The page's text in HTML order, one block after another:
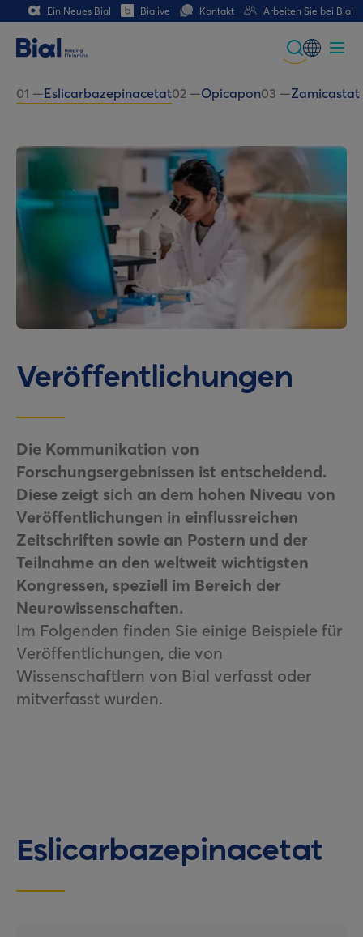
Ein Neues Bial Bialive Kontakt Arbeiten Sie bei Bial
Spanish
French (CH)
German (CH)
01 —Eslicarbazepinacetat02 —Opicapon03 —Zamicastat
Veröffentlichungen
Die Kommunikation von
Forschungsergebnissen ist entscheidend.
Diese zeigt sich an dem hohen Niveau von
Veröffentlichungen in einflussreichen
Zeitschriften sowie an Postern und der
Teilnahme an den weltweit wichtigsten
Kongressen, speziell im Bereich der
Neurowissenschaften.
Im Folgenden finden Sie einige Beispiele für
Veröffentlichungen, die von
Wissenschaftlern von Bial verfasst oder
mitverfasst wurden.
Eslicarbazepinacetat